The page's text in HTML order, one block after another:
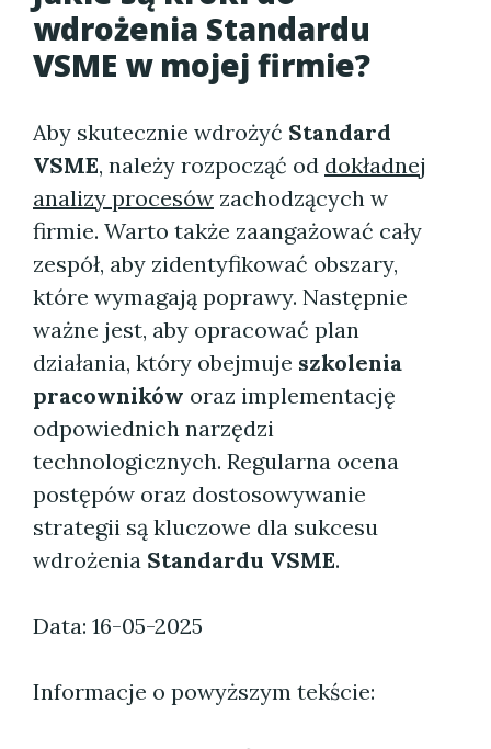
wdrożenia Standardu
VSME w mojej firmie?
Aby skutecznie wdrożyć Standard
VSME, należy rozpocząć od dokładnej
analizy procesów zachodzących w
firmie. Warto także zaangażować cały
zespół, aby zidentyfikować obszary,
które wymagają poprawy. Następnie
ważne jest, aby opracować plan
działania, który obejmuje szkolenia
pracowników oraz implementację
odpowiednich narzędzi
technologicznych. Regularna ocena
postępów oraz dostosowywanie
strategii są kluczowe dla sukcesu
wdrożenia Standardu VSME.
Data: 16-05-2025
Informacje o powyższym tekście: